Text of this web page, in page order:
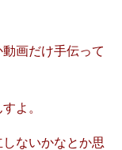
画だけ手伝って
よ。
ないかなとか思